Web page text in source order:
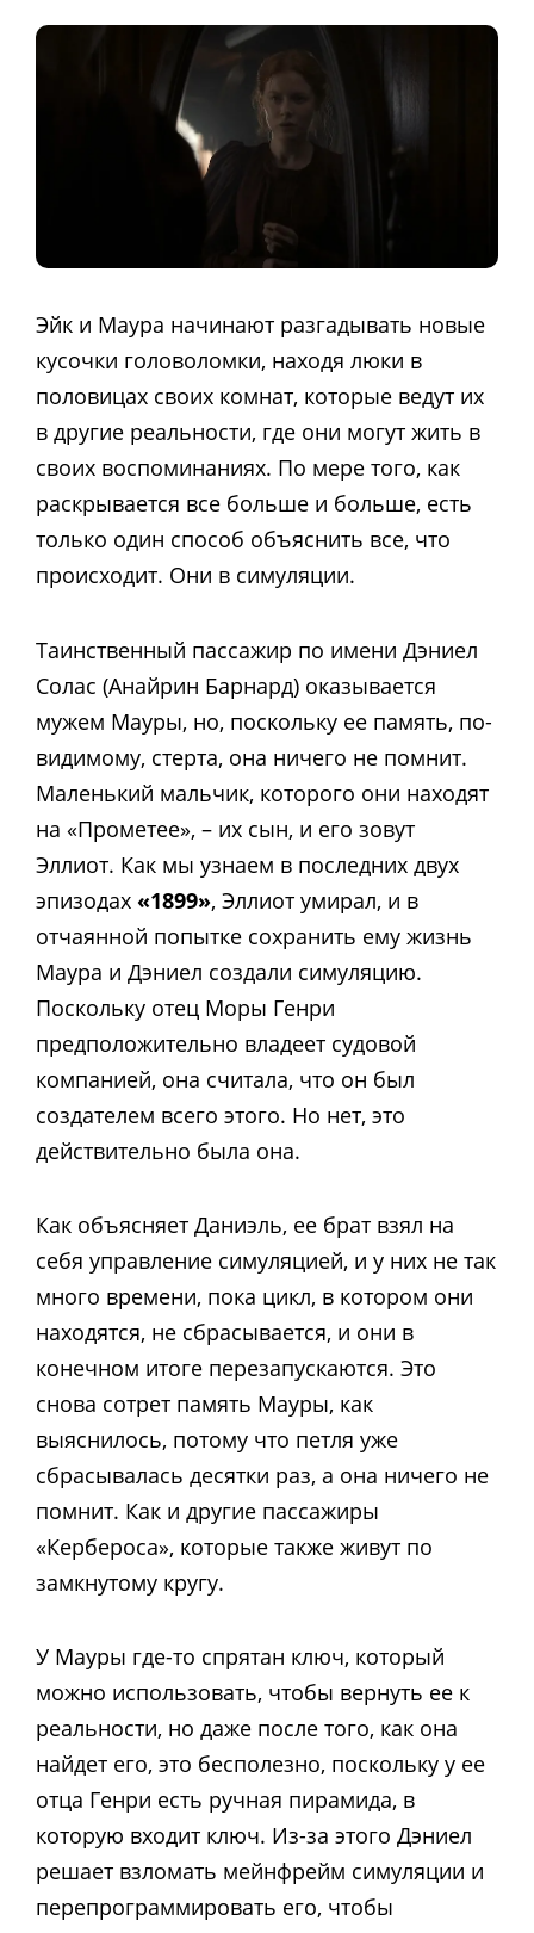
Эйк и Маура начинают разгадывать новые
кусочки головоломки, находя люки в
половицах своих комнат, которые ведут их
в другие реальности, где они могут жить в
своих воспоминаниях. По мере того, как
раскрывается все больше и больше, есть
только один способ объяснить все, что
происходит. Они в симуляции.
Таинственный пассажир по имени Дэниел
Солас (Анайрин Барнард) оказывается
мужем Мауры, но, поскольку ее память, по-
видимому, стерта, она ничего не помнит.
Маленький мальчик, которого они находят
на «Прометее», – их сын, и его зовут
Эллиот. Как мы узнаем в последних двух
эпизодах «1899», Эллиот умирал, и в
отчаянной попытке сохранить ему жизнь
Маура и Дэниел создали симуляцию.
Поскольку отец Моры Генри
предположительно владеет судовой
компанией, она считала, что он был
создателем всего этого. Но нет, это
действительно была она.
Как объясняет Даниэль, ее брат взял на
себя управление симуляцией, и у них не так
много времени, пока цикл, в котором они
находятся, не сбрасывается, и они в
конечном итоге перезапускаются. Это
снова сотрет память Мауры, как
выяснилось, потому что петля уже
сбрасывалась десятки раз, а она ничего не
помнит. Как и другие пассажиры
«Кербероса», которые также живут по
замкнутому кругу.
У Мауры где-то спрятан ключ, который
можно использовать, чтобы вернуть ее к
реальности, но даже после того, как она
найдет его, это бесполезно, поскольку у ее
отца Генри есть ручная пирамида, в
которую входит ключ. Из-за этого Дэниел
решает взломать мейнфрейм симуляции и
перепрограммировать его, чтобы